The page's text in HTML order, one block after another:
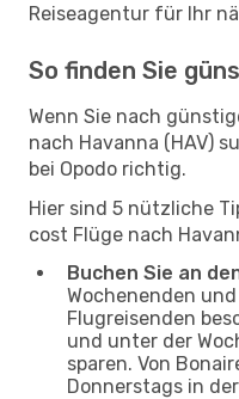
Reiseagentur für Ihr
So finden Sie
Wenn Sie nach
nach Havanna (HAV)
bei Opodo richtig.
Hier sind 5 nützliche
cost Flüge nach
Buchen Sie an
Wochenenden
Flugreisenden
und unter der
sparen. Von
Donnerstags in